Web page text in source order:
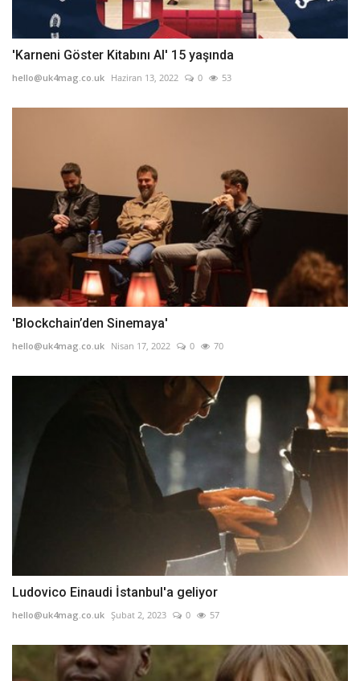
'Karneni Göster Kitabını Al' 15 yaşında
hello@uk4mag.co.uk Haziran 13, 2022 0 53
'Blockchain’den Sinemaya'
hello@uk4mag.co.uk Nisan 17, 2022 0 70
Ludovico Einaudi İstanbul'a geliyor
hello@uk4mag.co.uk Şubat 2, 2023 0 57